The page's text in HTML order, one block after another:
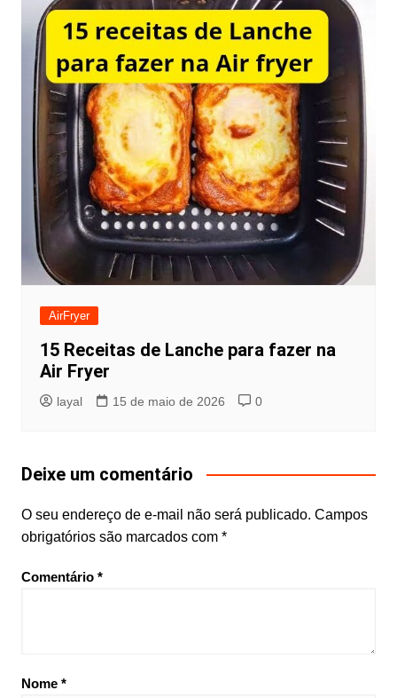
AirFryer
15 Receitas de Lanche para fazer na
Air Fryer
layal 15 de maio de 2026 0
Deixe um comentário
O seu endereço de e-mail não será publicado. Campos
obrigatórios são marcados com *
Comentário *
Nome *